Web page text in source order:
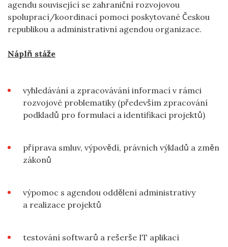
agendu související se zahraniční rozvojovou
spoluprací/koordinací pomoci poskytované Českou
republikou a administrativní agendou organizace.
Náplň stáže
vyhledávání a zpracovávání informací v rámci
rozvojové problematiky (především zpracování
podkladů pro formulaci a identifikaci projektů)
příprava smluv, výpovědí, právních výkladů a změn
zákonů
výpomoc s agendou oddělení administrativy
a realizace projektů
testování softwarů a rešerše IT aplikací